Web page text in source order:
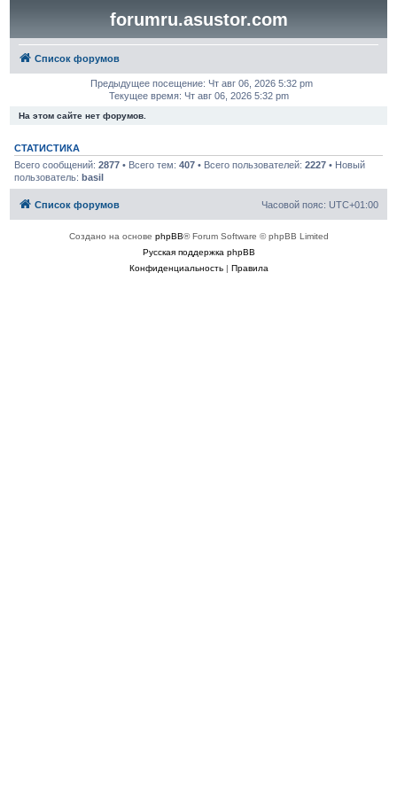
forumru.asustor.com
Список форумов
Предыдущее посещение: Чт авг 06, 2026 5:32 pm
Текущее время: Чт авг 06, 2026 5:32 pm
На этом сайте нет форумов.
СТАТИСТИКА
Всего сообщений: 2877• Всего тем: 407• Всего пользователей: 2227• Новый
пользователь: basil
Список форумов Часовой пояс: UTC+01:00
Создано на основе phpBB® Forum Software © phpBB Limited
Русская поддержка phpBB
Конфиденциальность| Правила